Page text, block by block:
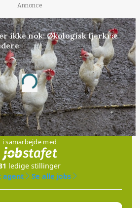
Annonce
ikke nok: Økologisk fjerkræ
Annonce
Loading...
Jobs
i samarbejde med
ledige stillinger
agent
Se alle jobs